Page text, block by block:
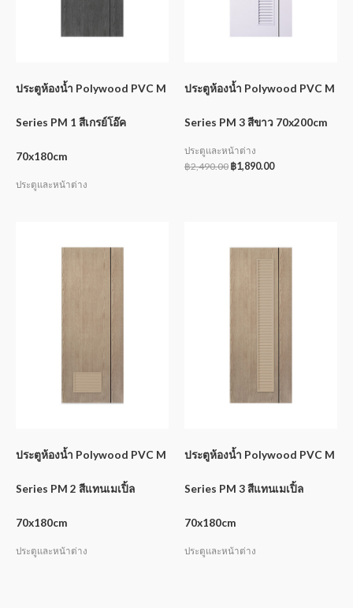
ประตูห้องน้ำ Polywood PVC M
Series PM 1 สีเกรย์โอ๊ค
70x180cm
ประตูและหน้าต่าง
ประตูห้องน้ำ Polywood PVC M
Series PM 3 สีขาว 70x200cm
ประตูและหน้าต่าง
฿2,490.00 ฿1,890.00
ประตูห้องน้ำ Polywood PVC M
Series PM 2 สีแทนเมเปิ้ล
70x180cm
ประตูและหน้าต่าง
ประตูห้องน้ำ Polywood PVC M
Series PM 3 สีแทนเมเปิ้ล
70x180cm
ประตูและหน้าต่าง